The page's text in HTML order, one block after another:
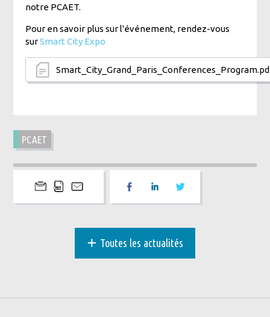
notre PCAET.
Pour en savoir plus sur l'événement, rendez-vous
surSmart City Expo
PCAET
+ Toutes les actualités